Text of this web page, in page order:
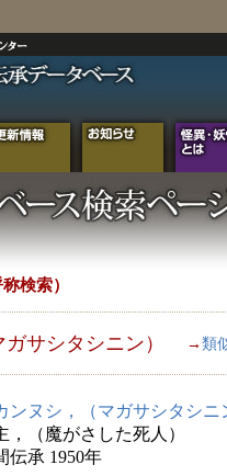
検索）
ガサシタシニン） → 類
ンヌシ，（マガサシタシニ
，（魔がさした死人）
伝承 1950年